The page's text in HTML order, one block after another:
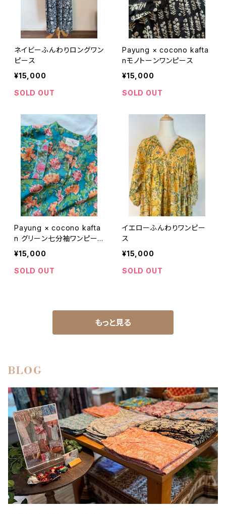
ネイビーふんわりロングワン
ピース
¥15,000
SOLD OUT
Payung × cocono kafta
nモノトーンワンピース
¥15,000
SOLD OUT
Payung × cocono kafta
n グリーン七分袖ワンピー
ス
¥15,000
SOLD OUT
イエローふんわりワンピー
ス
¥15,000
SOLD OUT
もっと見る
BLOG